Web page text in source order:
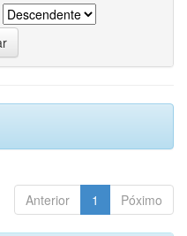
Anterior 1 Póximo